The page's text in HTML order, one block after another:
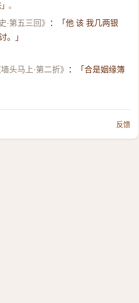
」。
·第五三回》 ：
「他 该 我几两银
。」
墙头马上·第二折》 ：
「合是姻缘簿
反馈